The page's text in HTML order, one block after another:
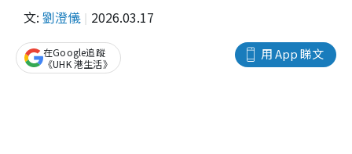
文: 劉澄儀 2026.03.17
用 App 睇文
在Google追蹤
《UHK 港生活》